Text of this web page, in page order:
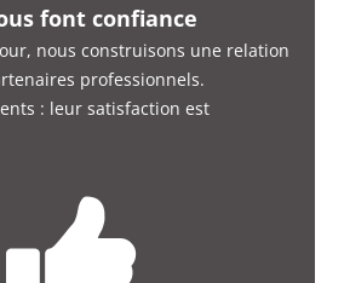
font confiance
nous construisons une relation
professionnels.
: leur satisfaction est